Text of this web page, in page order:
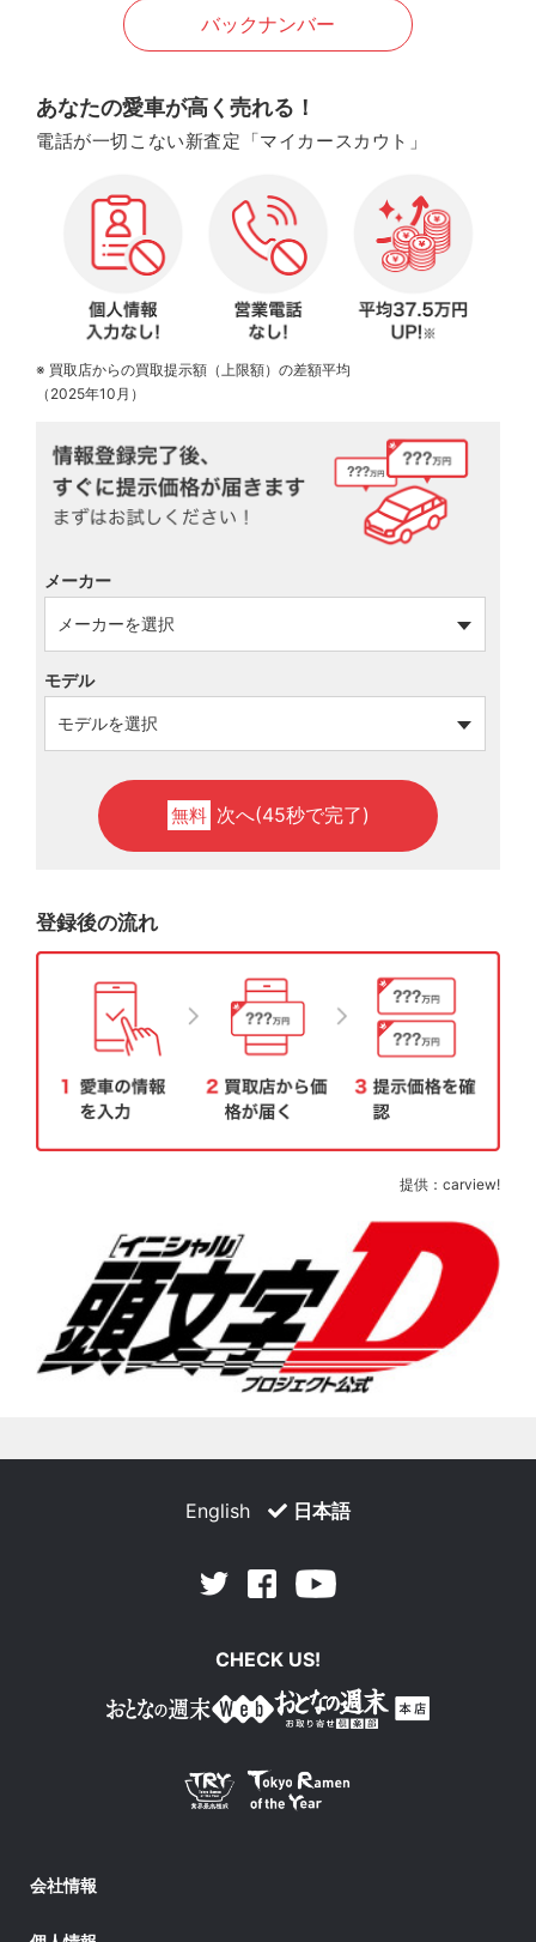
バックナンバー
あなたの愛車が高く売れる！
電話が一切こない新査定「マイカースカウト」
※ 買取店からの買取提示額（上限額）の差額平均
（2025年10月）
メーカー
モデル
無料 次へ(45秒で完了)
登録後の流れ
提供：carview!
English 日本語
Twitter Facebook
CHECK US!
会社情報